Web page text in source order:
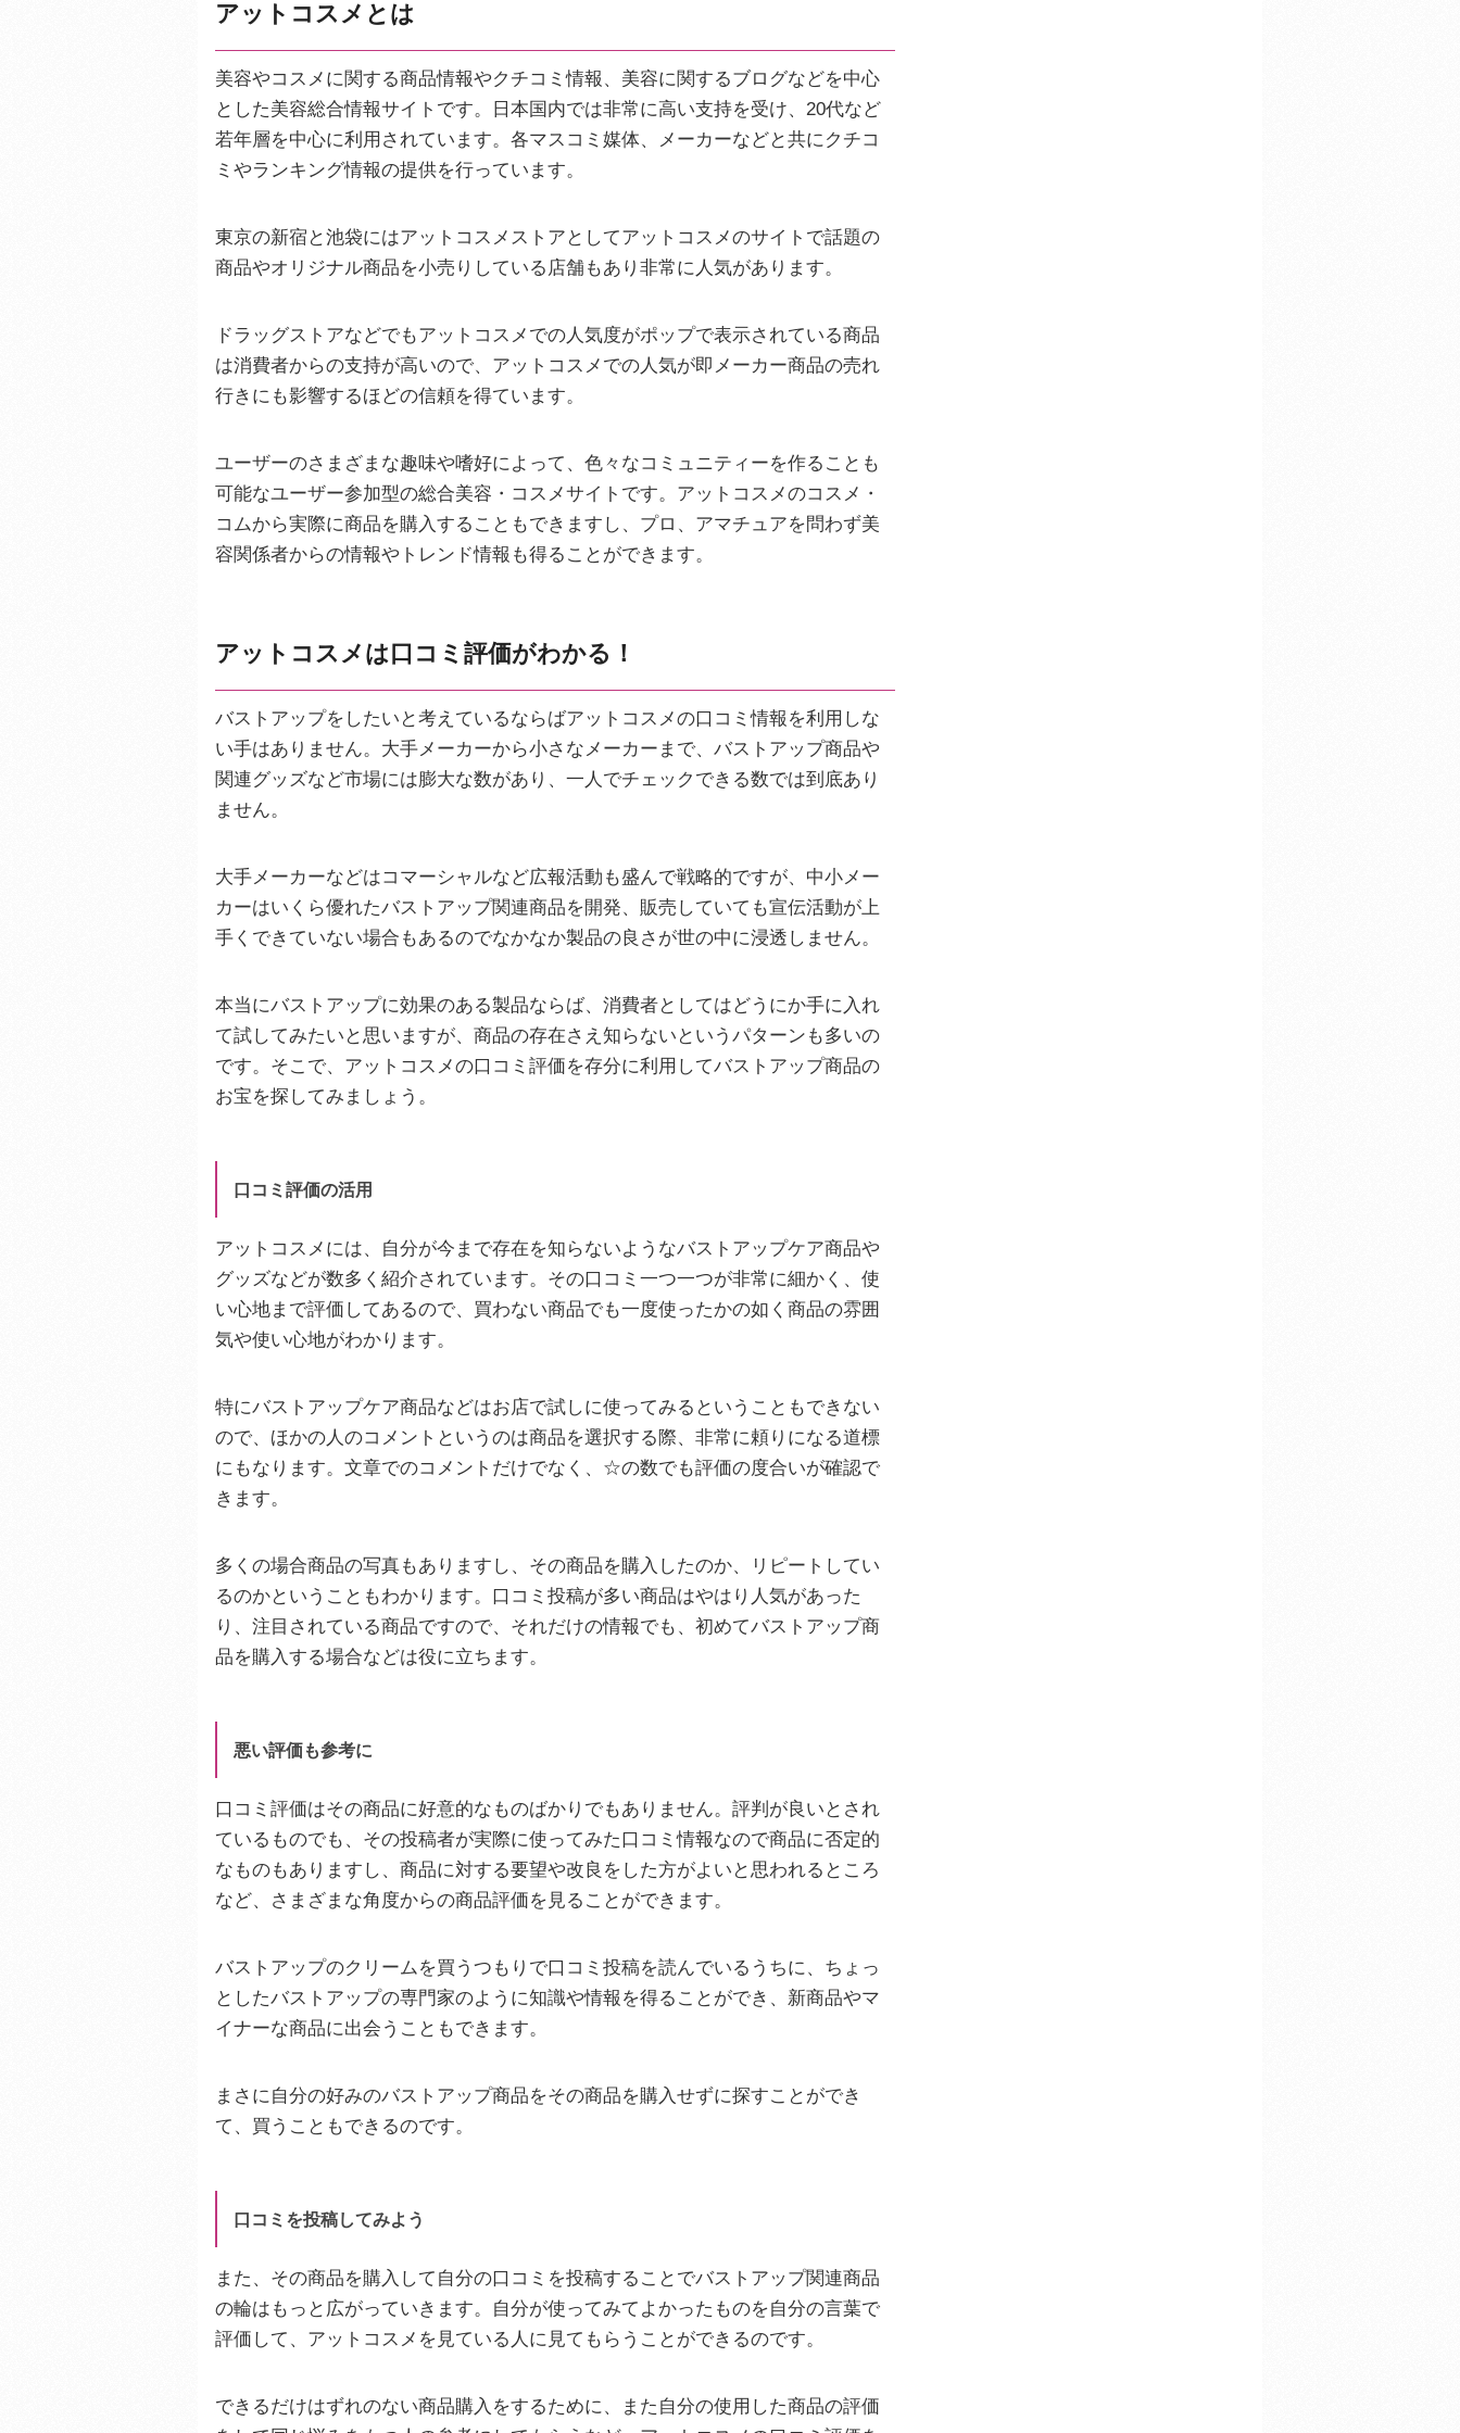
アットコスメとは
美容やコスメに関する商品情報やクチコミ情報、美容に関するブログなどを中心
とした美容総合情報サイトです。日本国内では非常に高い支持を受け、20代など
若年層を中心に利用されています。各マスコミ媒体、メーカーなどと共にクチコ
ミやランキング情報の提供を行っています。
東京の新宿と池袋にはアットコスメストアとしてアットコスメのサイトで話題の
商品やオリジナル商品を小売りしている店舗もあり非常に人気があります。
ドラッグストアなどでもアットコスメでの人気度がポップで表示されている商品
は消費者からの支持が高いので、アットコスメでの人気が即メーカー商品の売れ
行きにも影響するほどの信頼を得ています。
ユーザーのさまざまな趣味や嗜好によって、色々なコミュニティーを作ることも
可能なユーザー参加型の総合美容・コスメサイトです。アットコスメのコスメ・
コムから実際に商品を購入することもできますし、プロ、アマチュアを問わず美
容関係者からの情報やトレンド情報も得ることができます。
アットコスメは口コミ評価がわかる！
バストアップをしたいと考えているならばアットコスメの口コミ情報を利用しな
い手はありません。大手メーカーから小さなメーカーまで、バストアップ商品や
関連グッズなど市場には膨大な数があり、一人でチェックできる数では到底あり
ません。
大手メーカーなどはコマーシャルなど広報活動も盛んで戦略的ですが、中小メー
カーはいくら優れたバストアップ関連商品を開発、販売していても宣伝活動が上
手くできていない場合もあるのでなかなか製品の良さが世の中に浸透しません。
本当にバストアップに効果のある製品ならば、消費者としてはどうにか手に入れ
て試してみたいと思いますが、商品の存在さえ知らないというパターンも多いの
です。そこで、アットコスメの口コミ評価を存分に利用してバストアップ商品の
お宝を探してみましょう。
口コミ評価の活用
アットコスメには、自分が今まで存在を知らないようなバストアップケア商品や
グッズなどが数多く紹介されています。その口コミ一つ一つが非常に細かく、使
い心地まで評価してあるので、買わない商品でも一度使ったかの如く商品の雰囲
気や使い心地がわかります。
特にバストアップケア商品などはお店で試しに使ってみるということもできない
ので、ほかの人のコメントというのは商品を選択する際、非常に頼りになる道標
にもなります。文章でのコメントだけでなく、☆の数でも評価の度合いが確認で
きます。
多くの場合商品の写真もありますし、その商品を購入したのか、リピートしてい
るのかということもわかります。口コミ投稿が多い商品はやはり人気があった
り、注目されている商品ですので、それだけの情報でも、初めてバストアップ商
品を購入する場合などは役に立ちます。
悪い評価も参考に
口コミ評価はその商品に好意的なものばかりでもありません。評判が良いとされ
ているものでも、その投稿者が実際に使ってみた口コミ情報なので商品に否定的
なものもありますし、商品に対する要望や改良をした方がよいと思われるところ
など、さまざまな角度からの商品評価を見ることができます。
バストアップのクリームを買うつもりで口コミ投稿を読んでいるうちに、ちょっ
としたバストアップの専門家のように知識や情報を得ることができ、新商品やマ
イナーな商品に出会うこともできます。
まさに自分の好みのバストアップ商品をその商品を購入せずに探すことができ
て、買うこともできるのです。
口コミを投稿してみよう
また、その商品を購入して自分の口コミを投稿することでバストアップ関連商品
の輪はもっと広がっていきます。自分が使ってみてよかったものを自分の言葉で
評価して、アットコスメを見ている人に見てもらうことができるのです。
できるだけはずれのない商品購入をするために、また自分の使用した商品の評価